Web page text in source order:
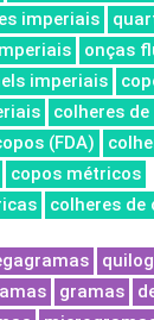
imperiais
onças
imperiais
colheres
(FDA)
copos métricos
colheres de
gramas